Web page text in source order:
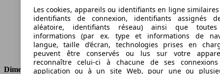
Cylindrée
2290 ccm
Carburant
Essence
Cylindres
4
Transmission
Boîte manuelle
Type de traction
Traction avant
Dimensions
Les cookies, appareils ou identifiants en ligne
identifiants de connexion, identifiants assignés
aléatoire, identifiants réseau) ainsi que
informations (par ex. type et informations de
langue, taille d’écran, technologies prises en
peuvent être conservés ou lus sur votre
reconnaître celui-ci à chacune de ses
application ou à un site Web, pour une ou